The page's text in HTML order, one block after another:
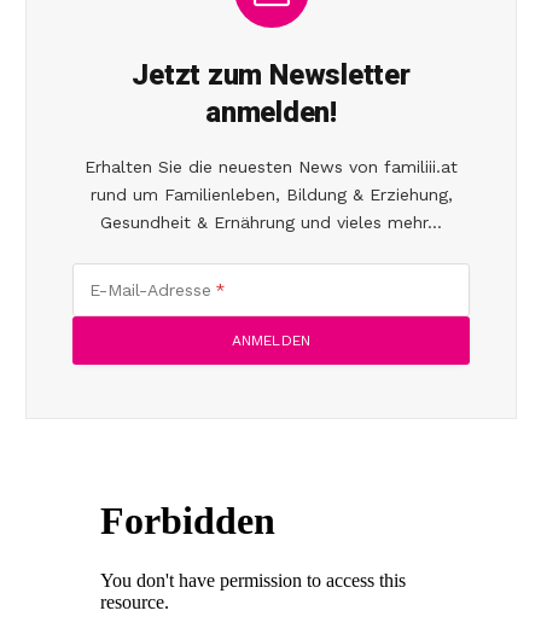
Jetzt zum Newsletter
anmelden!
Erhalten Sie die neuesten News von familiii.at
rund um Familienleben, Bildung & Erziehung,
Gesundheit & Ernährung und vieles mehr...
E-Mail-Adresse